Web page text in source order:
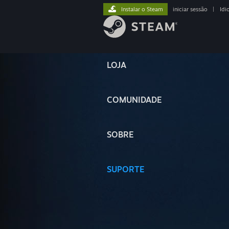
LOJA
COMUNIDADE
SOBRE
SUPORTE
Instalar o Steam iniciar sessão